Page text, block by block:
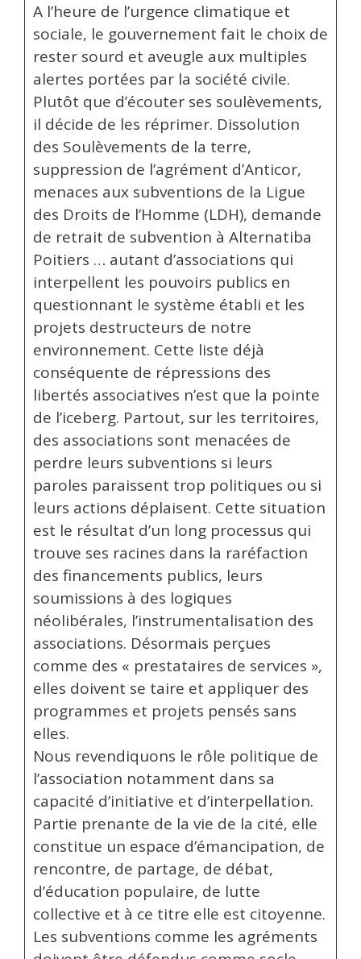
A l’heure de l’urgence climatique et
sociale, le gouvernement fait le choix de
rester sourd et aveugle aux multiples
alertes portées par la société civile.
Plutôt que d’écouter ses soulèvements,
il décide de les réprimer. Dissolution
des Soulèvements de la terre,
suppression de l’agrément d’Anticor,
menaces aux subventions de la Ligue
des Droits de l’Homme (LDH), demande
de retrait de subvention à Alternatiba
Poitiers … autant d’associations qui
interpellent les pouvoirs publics en
questionnant le système établi et les
projets destructeurs de notre
environnement. Cette liste déjà
conséquente de répressions des
libertés associatives n’est que la pointe
de l’iceberg. Partout, sur les territoires,
des associations sont menacées de
perdre leurs subventions si leurs
paroles paraissent trop politiques ou si
leurs actions déplaisent. Cette situation
est le résultat d’un long processus qui
trouve ses racines dans la raréfaction
des financements publics, leurs
soumissions à des logiques
néolibérales, l’instrumentalisation des
associations. Désormais perçues
comme des « prestataires de services »,
elles doivent se taire et appliquer des
programmes et projets pensés sans
elles.
Nous revendiquons le rôle politique de
l’association notamment dans sa
capacité d’initiative et d’interpellation.
Partie prenante de la vie de la cité, elle
constitue un espace d’émancipation, de
rencontre, de partage, de débat,
d’éducation populaire, de lutte
collective et à ce titre elle est citoyenne.
Les subventions comme les agréments